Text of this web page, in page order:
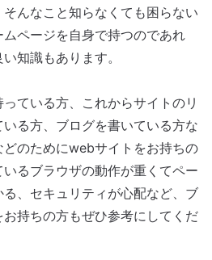
んなこと知らなくても困らない
ページを自身で持つのであれ
知識もあります。
ている方、これからサイトのリ
る方、ブログを書いている方な
のためにwebサイトをお持ちの
るブラウザの動作が重くてペー
、セキュリティが心配など、ブ
持ちの方もぜひ参考にしてくだ